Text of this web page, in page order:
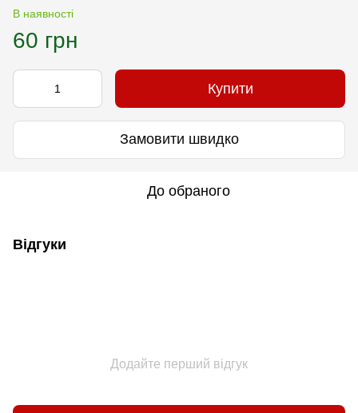
В наявності
60 грн
Купити
Замовити швидко
До обраного
Відгуки
Додайте перший відгук